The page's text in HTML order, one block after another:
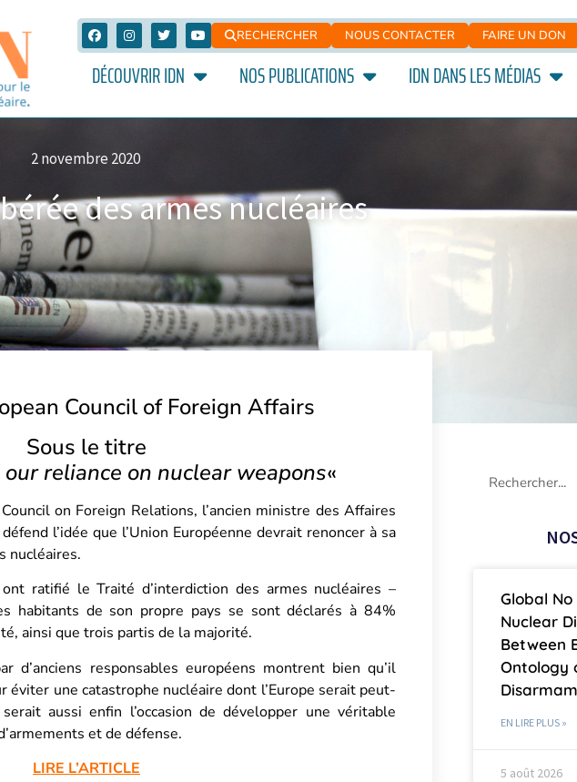
RECHERCHER NOUS CONTACTER FAIRE UN DON
DÉCOUVRIR IDN NOS PUBLICATIONS IDN DANS LES MÉDIAS
2 novembre 2020
des armes nucléaires
Council of Foreign Affairs
Sous le titre
reliance on nuclear weapons«
on Foreign Relations, l’ancien ministre des Affaires
l’idée que l’Union Européenne devrait renoncer à sa
nucléaires.
ratifié le Traité d’interdiction des armes nucléaires –
habitants de son propre pays se sont déclarés à 84%
ainsi que trois partis de la majorité.
d’anciens responsables européens montrent bien qu’il
éviter une catastrophe nucléaire dont l’Europe serait peut-
aussi enfin l’occasion de développer une véritable
et de défense.
LIRE L’ARTICLE
Global
Nuclear
Between
Ontology
EN LIRE PLUS »
5 août 2026